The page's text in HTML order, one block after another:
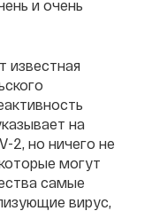
и очень
известная
на
2, но ничего не
могут
самые
вирус,